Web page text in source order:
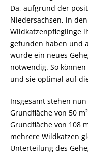
Da, aufgrund der
Niedersachsen, in
Wildkatzenpfleglinge
gefunden haben und
wurde ein neues
notwendig. So
und sie optimal auf
Insgesamt stehen
Grundfläche von 50
Grundfläche von 108
mehrere Wildkatzen
Unterteilung des